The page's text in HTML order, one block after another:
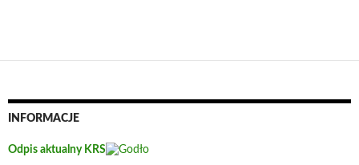
INFORMACJE
Odpis aktualny KRS